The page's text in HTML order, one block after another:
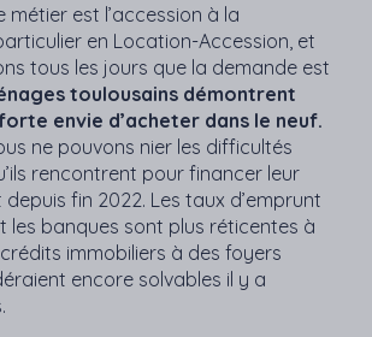
est l’accession à la
en Location-Accession, et
tous les jours que la demande est
toulousains démontrent
envie d’acheter dans le neuf.
ne pouvons nier les difficultés
rencontrent pour financer leur
fin 2022. Les taux d’emprunt
les banques sont plus réticentes à
immobiliers à des foyers
encore solvables il y a